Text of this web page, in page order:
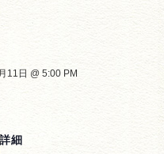
11日 @ 5:00 PM
詳細